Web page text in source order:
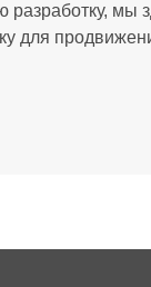
мы
для